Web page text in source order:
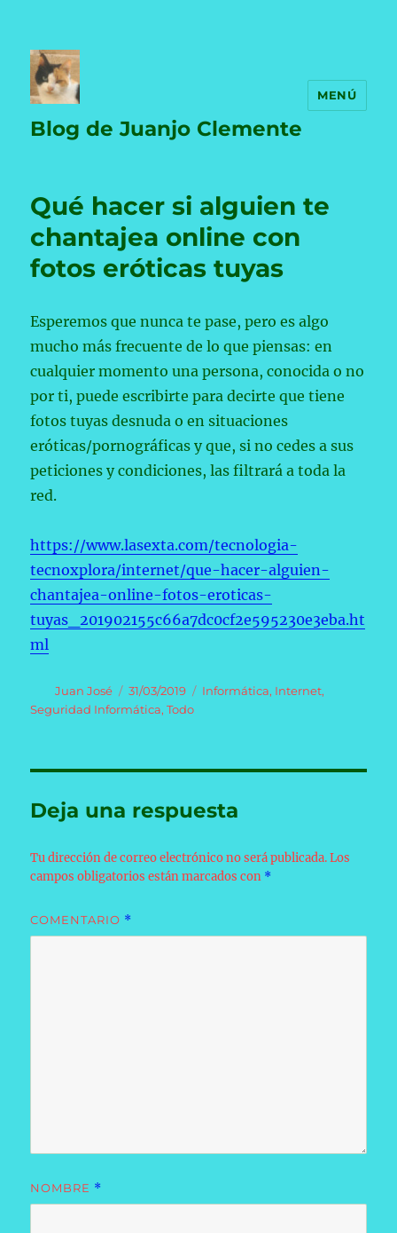
Blog de Juanjo Clemente
MENÚ
Qué hacer si alguien te
chantajea online con
fotos eróticas tuyas
Esperemos que nunca te pase, pero es algo
mucho más frecuente de lo que piensas: en
cualquier momento una persona, conocida o no
por ti, puede escribirte para decirte que tiene
fotos tuyas desnuda o en situaciones
eróticas/pornográficas y que, si no cedes a sus
peticiones y condiciones, las filtrará a toda la
red.
https://www.lasexta.com/tecnologia-
tecnoxplora/internet/que-hacer-alguien-
chantajea-online-fotos-eroticas-
tuyas_201902155c66a7dc0cf2e595230e3eba.ht
ml
Autor
Juan José
Publicado
el
31/03/2019 Categorías
Informática, Internet,
Seguridad Informática,Todo
Deja una respuesta
Tu dirección de correo electrónico no será publicada. Los
campos obligatorios están marcados con *
COMENTARIO *
NOMBRE *